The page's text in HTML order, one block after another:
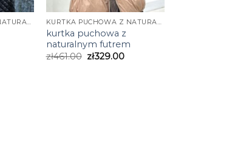
KURTKA PUCHOWA Z NATURALNYM FUTREM KURTKA PUCHOWA Z NATURALNYM FUTREM
kurtka puchowa z
naturalnym futrem
zł461.00 zł329.00